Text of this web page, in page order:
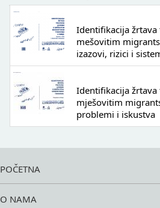
Identifikacija
mešovitim
izazovi, rizici i
Identifikacija
mješovitim
problemi i iskustva
POČETNA
O NAMA